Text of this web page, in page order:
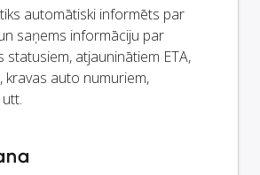
tiks automātiski informēts par
saņems informāciju par
statusiem, atjauninātiem ETA,
kravas auto numuriem,